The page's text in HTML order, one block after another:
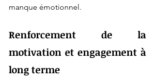
manque émotionnel.
Renforcement de la
motivation et engagement à
long terme